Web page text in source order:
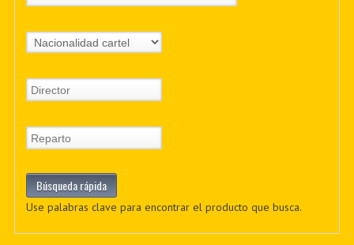
Use palabras clave para encontrar el producto que busca.